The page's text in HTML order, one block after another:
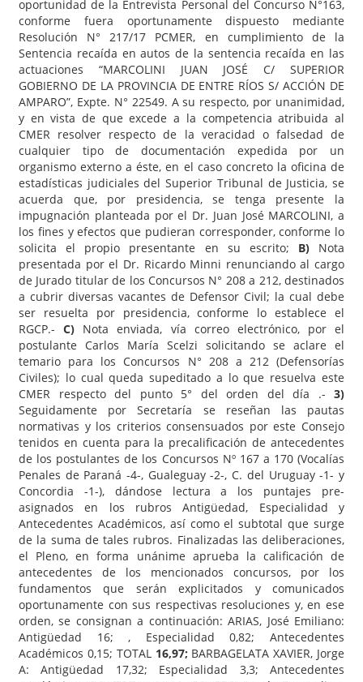
oportunidad de la Entrevista Personal del Concurso N°163,
conforme fuera oportunamente dispuesto mediante
Resolución N° 217/17 PCMER, en cumplimiento de la
Sentencia recaída en autos de la sentencia recaída en las
actuaciones “MARCOLINI JUAN JOSÉ C/ SUPERIOR
GOBIERNO DE LA PROVINCIA DE ENTRE RÍOS S/ ACCIÓN DE
AMPARO”, Expte. N° 22549. A su respecto, por unanimidad,
y en vista de que excede a la competencia atribuida al
CMER resolver respecto de la veracidad o falsedad de
cualquier tipo de documentación expedida por un
organismo externo a éste, en el caso concreto la oficina de
estadísticas judiciales del Superior Tribunal de Justicia, se
acuerda que, por presidencia, se tenga presente la
impugnación planteada por el Dr. Juan José MARCOLINI, a
los fines y efectos que pudieran corresponder, conforme lo
solicita el propio presentante en su escrito; B)Nota
presentada por el Dr. Ricardo Minni renunciando al cargo
de Jurado titular de los Concursos N° 208 a 212, destinados
a cubrir diversas vacantes de Defensor Civil; la cual debe
ser resuelta por presidencia, conforme lo establece el
RGCP.-C) Nota enviada, vía correo electrónico, por el
postulante Carlos María Scelzi solicitando se aclare el
temario para los Concursos N° 208 a 212 (Defensorías
Civiles); lo cual queda supeditado a lo que resuelva este
CMER respecto del punto 5° del orden del día .- 3)
Seguidamente por Secretaría se reseñan las pautas
normativas y los criterios consensuados por este Consejo
tenidos en cuenta para la precalificación de antecedentes
de los postulantes de los Concursos Nº 167 a 170 (Vocalías
Penales de Paraná -4-, Gualeguay -2-, C. del Uruguay -1- y
Concordia -1-), dándose lectura a los puntajes pre-
asignados en los rubros Antigüedad, Especialidad y
Antecedentes Académicos, así como el subtotal que surge
de la suma de tales rubros. Finalizadas las deliberaciones,
el Pleno, en forma unánime aprueba la calificación de
antecedentes de los mencionados concursos, por los
fundamentos que serán explicitados y comunicados
oportunamente con sus respectivas resoluciones y, en ese
orden, se consignan a continuación: ARIAS, José Emiliano:
Antigüedad 16; , Especialidad 0,82; Antecedentes
Académicos 0,15; TOTAL 16,97; BARBAGELATA XAVIER, Jorge
A: Antigüedad 17,32; Especialidad 3,3; Antecedentes